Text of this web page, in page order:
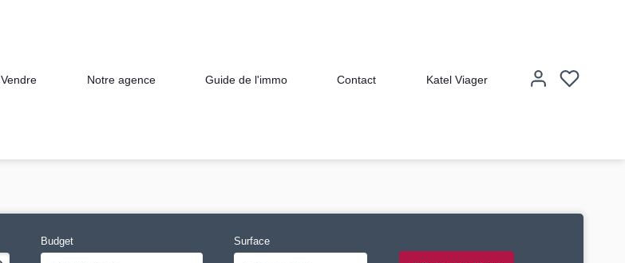
Vendre Notre agence Guide de l'immo Contact Katel Viager
Budget Surface